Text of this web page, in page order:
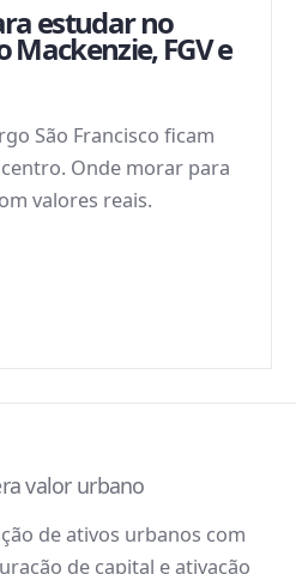
estudar no
FGV e
São Francisco ficam
Onde morar para
valores reais.
valor urbano
de ativos urbanos com
de capital e ativação